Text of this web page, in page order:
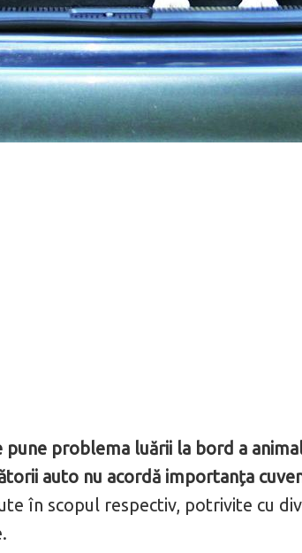
pune problema luării la bord a
auto nu acordă importanța
în scopul respectiv, potrivite cu